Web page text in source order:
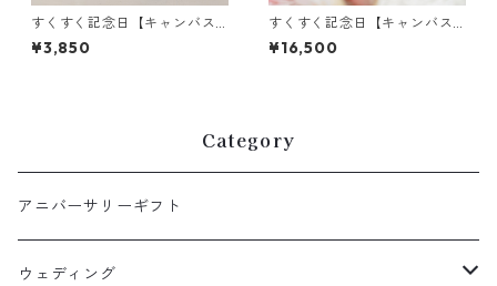
すくすく記念日【キャンバス
フォトパネル】正方形｜ファ
ブリックボード｜ニューボー
¥3,850
すくすく記念日【キャンバス
パネル＆ニューボーンフォト
撮影】命名記念｜出産記念｜
¥16,500
Category
アニバーサリーギフト
ウェディング